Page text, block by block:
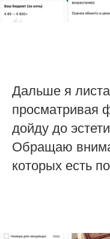
Дальше я
просматривая
дойду до
Обращаю
которых есть